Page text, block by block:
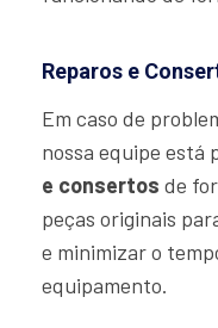
Reparos e
Em caso de
nossa equipe está
e consertos de
peças originais
e minimizar o
equipamento.